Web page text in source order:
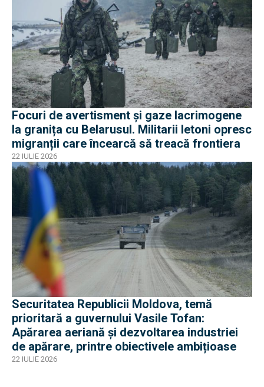
Focuri de avertisment și gaze lacrimogene
la granița cu Belarusul. Militarii letoni opresc
migranții care încearcă să treacă frontiera
22 IULIE 2026
Securitatea Republicii Moldova, temă
prioritară a guvernului Vasile Tofan:
Apărarea aeriană și dezvoltarea industriei
de apărare, printre obiectivele ambițioase
22 IULIE 2026